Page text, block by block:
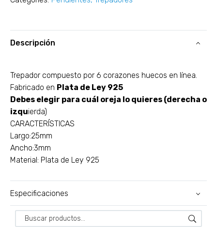
Descripción
Trepador compuesto por 6 corazones huecos en línea.
Fabricado en Plata de Ley 925
Debes elegir para cuál oreja lo quieres (derecha o
izquierda)
CARACTERÍSTICAS
Largo:25mm
Ancho:3mm
Material: Plata de Ley 925
Especificaciones